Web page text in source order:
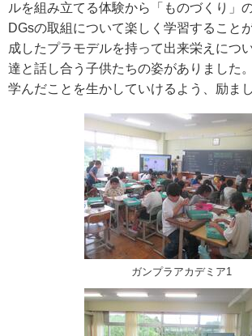
ルを組み立てる体験から「ものづくり」
DGsの取組について楽しく学習すること
成したプラモデルを持って出来栄えにつ
達と話し合う子供たちの姿がありました
学んだことを生かしていけるよう、励ま
ガンプラアカデミア1